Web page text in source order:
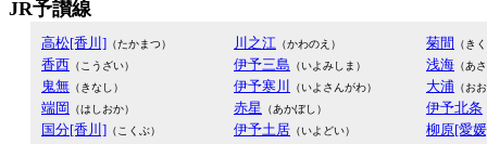
JR予讃線
高松[香川] （たかまつ）
香西 （こうざい）
鬼無 （きなし）
端岡 （はしおか）
国分[香川] （こくぶ）
川之江 （かわのえ）
伊予三島 （いよみしま）
伊予寒川 （いよさんがわ）
赤星 （あかぼし）
伊予土居 （いよどい）
菊間 （き
浅海 （あ
大浦 （お
伊予北条
柳原[愛